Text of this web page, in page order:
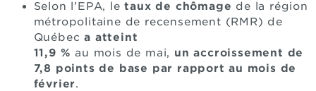
Selon l’EPA, letaux de chômage de la région
métropolitaine de recensement (RMR) de
Québeca atteint
11,9 % au mois de mai, un accroissement de
7,8 points de base par rapport au mois de
février.